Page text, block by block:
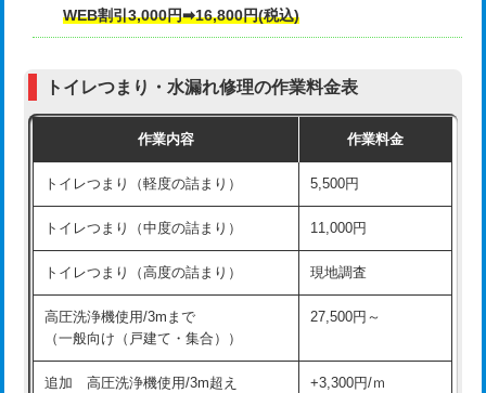
WEB割引3,000円➡16,800円(税込)
トイレつまり・水漏れ修理の作業料金表
作業内容 作業料金
トイレつまり（軽度の詰まり） 5,500円
トイレつまり（中度の詰まり） 11,000円
トイレつまり（高度の詰まり） 現地調査
高圧洗浄機使用/3mまで
（一般向け（戸建て・集合））
27,500円～
追加 高圧洗浄機使用/3m超え
+3,300円/ｍ